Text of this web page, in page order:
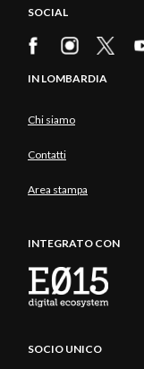
SOCIAL
IN LOMBARDIA
Chi siamo
Contatti
Area stampa
INTEGRATO CON
SOCIO UNICO